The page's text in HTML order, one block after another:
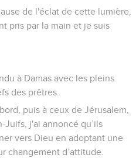
de l'éclat de cette lumière,
pris par la main et je suis
à Damas avec les pleins
des prêtres.
puis à ceux de Jérusalem,
Juifs, j'ai annoncé qu’ils
vers Dieu en adoptant une
changement d’attitude.